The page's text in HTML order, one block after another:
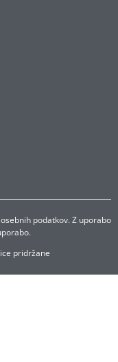
podatkov. Z uporabo
pridržane